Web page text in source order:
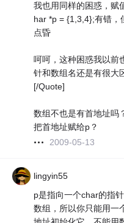
我也用同样的困惑，赋
har *p = {1,3,4};有错
点昏
呵呵，这种困惑我以前
针和数组名还是有很大
[/Quote]
数组不也是有首地址吗
把首地址赋给p？
2009-05-13
lingyin55
p是指向一个char的指
数组，所以你只能用一